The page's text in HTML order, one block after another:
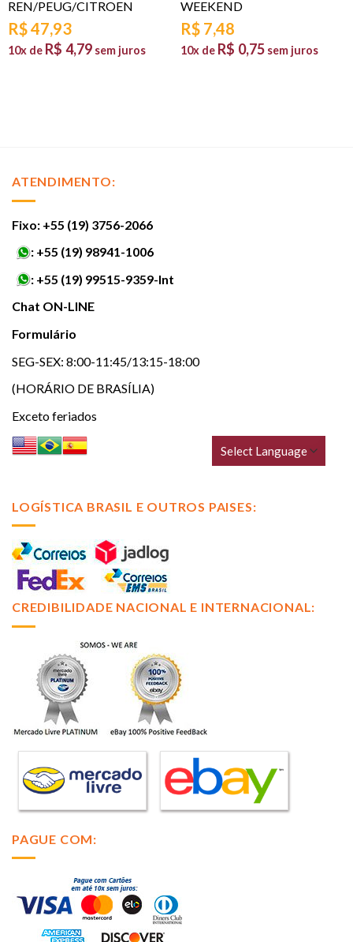
REN/PEUG/CITROEN
R$47,93
10x de R$ 4,79 sem juros
WEEKEND
R$ 7,48
10x de R$ 0,75 sem juros
ATENDIMENTO:
Fixo: +55 (19) 3756-2066
: +55 (19) 98941-1006
: +55 (19) 99515-9359-Int
Chat ON-LINE
Formulário
SEG-SEX: 8:00-11:45/13:15-18:00
(HORÁRIO DE BRASÍLIA)
Exceto feriados
LOGÍSTICA BRASIL E OUTROS PAISES:
CREDIBILIDADE NACIONAL E INTERNACIONAL:
PAGUE COM: